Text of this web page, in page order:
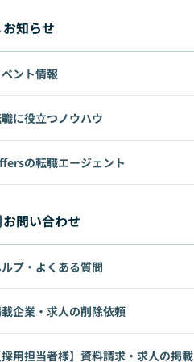
お知らせ
ント情報
に役立つノウハウ
の転職エージェント
お問い合わせ
プ・よくある質問
企業・求人の削除依頼
用担当者様】資料請求・求人の掲載